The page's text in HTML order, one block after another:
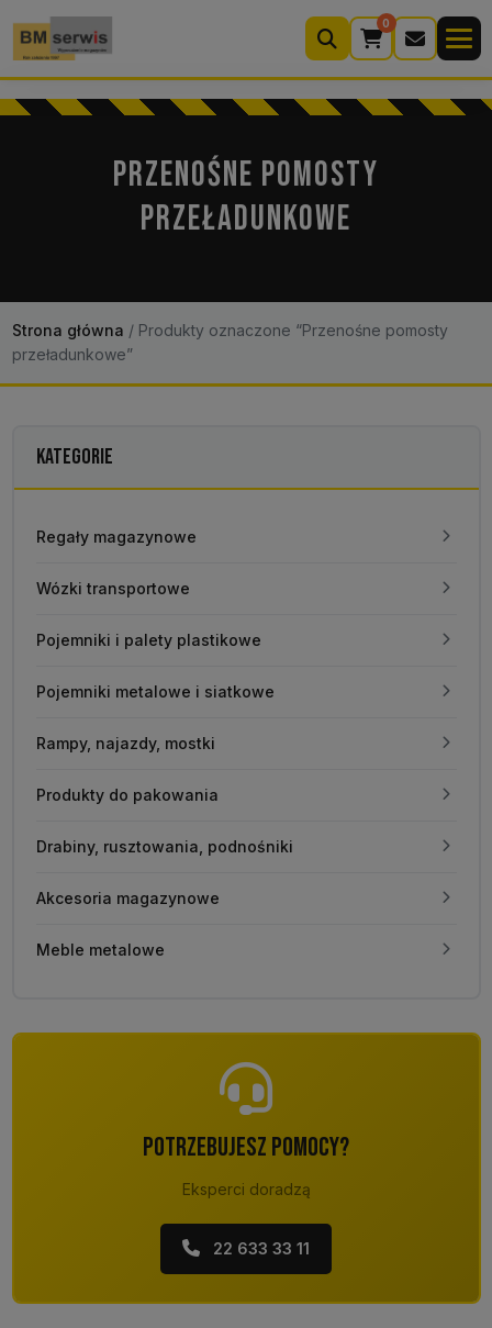
0
Wyszukiwarka
produktów
Koszyk (0)
PRZENOŚNE POMOSTY
PRZEŁADUNKOWE
Strona główna /Produkty oznaczone “Przenośne pomosty
przeładunkowe”
KATEGORIE
Regały magazynowe
Wózki transportowe
Pojemniki i palety plastikowe
Pojemniki metalowe i siatkowe
Rampy, najazdy, mostki
Produkty do pakowania
Drabiny, rusztowania, podnośniki
Akcesoria magazynowe
Meble metalowe
POTRZEBUJESZ POMOCY?
Eksperci doradzą
22 633 33 11